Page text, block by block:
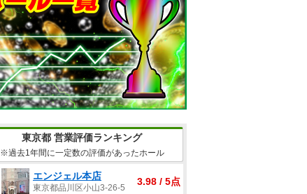
東京都 営業評価ランキング
※過去1年間に一定数の評価があったホール
エンジェル本店
東京都品川区小山3-26-5
3.98 / 5点